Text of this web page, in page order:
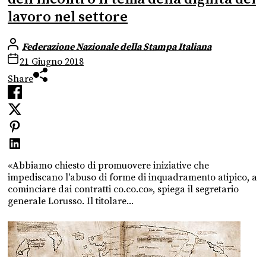
lavoro nel settore
Federazione Nazionale della Stampa Italiana
21 Giugno 2018
Share
«Abbiamo chiesto di promuovere iniziative che
impediscano l'abuso di forme di inquadramento atipico, a
cominciare dai contratti co.co.co», spiega il segretario
generale Lorusso. Il titolare...